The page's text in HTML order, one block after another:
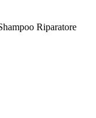
Riparatore